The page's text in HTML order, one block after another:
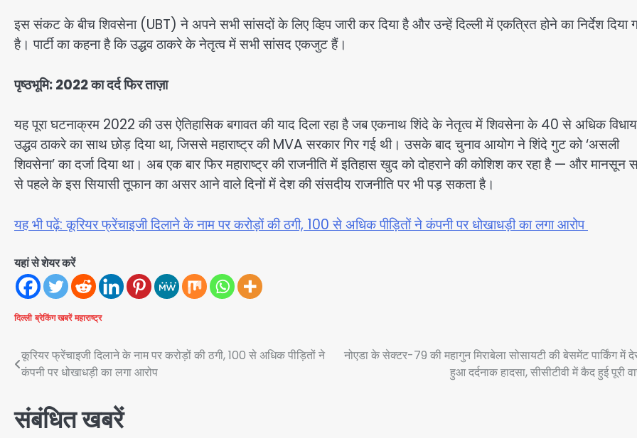
इस संकट के बीच शिवसेना (UBT) ने अपने सभी सांसदों के लिए व्हिप जारी कर दिया है और उन्हें दिल्ली में एकत्रित होने का निर्देश दिया
है। पार्टी का कहना है कि उद्धव ठाकरे के नेतृत्व में सभी सांसद एकजुट हैं।
पृष्ठभूमि: 2022 का दर्द फिर ताज़ा
यह पूरा घटनाक्रम 2022 की उस ऐतिहासिक बगावत की याद दिला रहा है जब एकनाथ शिंदे के नेतृत्व में शिवसेना के 40 से अधिक
उद्धव ठाकरे का साथ छोड़ दिया था, जिससे महाराष्ट्र की MVA सरकार गिर गई थी। उसके बाद चुनाव आयोग ने शिंदे गुट को ‘असली
शिवसेना’ का दर्जा दिया था। अब एक बार फिर महाराष्ट्र की राजनीति में इतिहास खुद को दोहराने की कोशिश कर रहा है — और मानसून
से पहले के इस सियासी तूफान का असर आने वाले दिनों में देश की संसदीय राजनीति पर भी पड़ सकता है।
यह भी पढ़ें: कूरियर फ्रेंचाइजी दिलाने के नाम पर करोड़ों की ठगी, 100 से अधिक पीड़ितों ने कंपनी पर धोखाधड़ी का लगा आरोप
यहां से शेयर करें
दिल्ली ब्रेकिंग खबरें महाराष्ट्र
Post
navigation
कूरियर फ्रेंचाइजी दिलाने के नाम पर करोड़ों की ठगी, 100 से अधिक पीड़ितों ने
कंपनी पर धोखाधड़ी का लगा आरोप
नोएडा के सेक्टर-79 की महागुन मिराबेला सोसायटी की बेसमेंट पार्किंग में
हुआ दर्दनाक हादसा, सीसीटीवी में कैद हुई पूरी
संबंधित खबरें